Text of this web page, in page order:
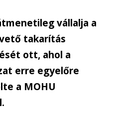
vállalja a
takarítás
ott, ahol a
erre egyelőre
a MOHU